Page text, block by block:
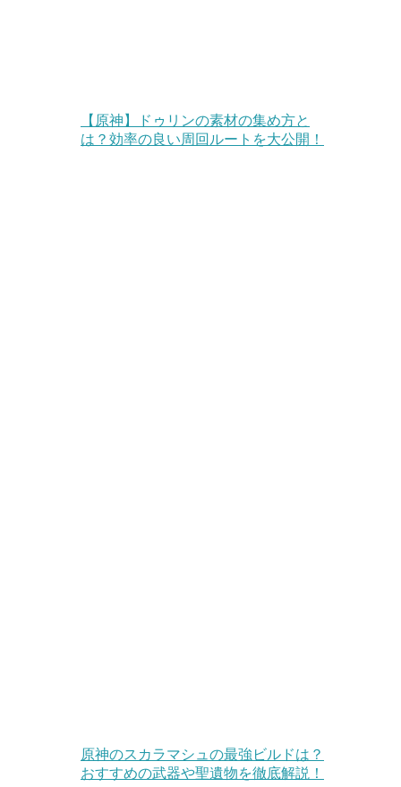
【原神】ドゥリンの素材の集め方と
は？効率の良い周回ルートを大公開！
原神のスカラマシュの最強ビルドは？
おすすめの武器や聖遺物を徹底解説！